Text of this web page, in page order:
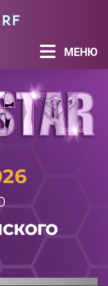
МЕНЮ